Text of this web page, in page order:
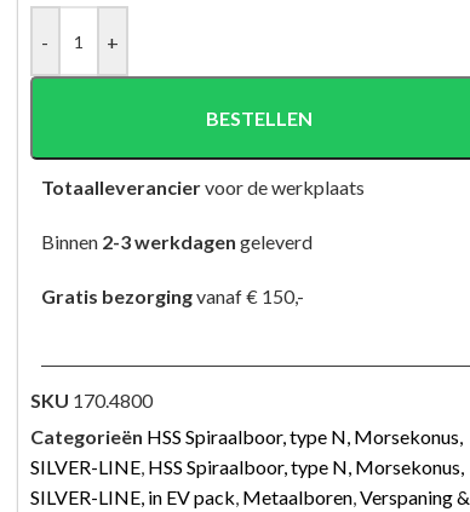
- +
BESTELLEN
Totaalleveranciervoor de werkplaats
Binnen 2-3 werkdagen geleverd
Gratis bezorgingvanaf € 150,-
SKU 170.4800
Categorieën HSS Spiraalboor, type N, Morsekonus,
SILVER-LINE, HSS Spiraalboor, type N, Morsekonus,
SILVER-LINE, in EV pack, Metaalboren,Verspaning &